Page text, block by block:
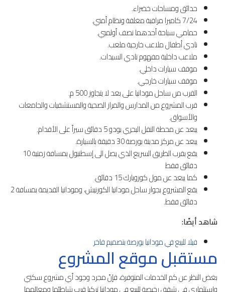
حدائق ومساحات خضراء.
7/24 كاميرا مراقبة مغلقة ونظام أمني.
حمامي سباحة أحدهما نصف أولمبي.
نادي أطفال ملاعب خارجية ملعب.
ملاعب داخلية مفهوم نادي السيدات.
موقف سيارات داخلي.
موقف سيارات خارجي.
القرب من ساحل مودانيا على بعد لا يتجاوز 500 م.
قرب المشروع من المدارس والمراز الصحية والمستشفيات والجامعات
والأسواق.
يبعد عن محطة النقل البحري بودو 5 دقائق سيراً على الأقدام.
يبعد عن مركز مدينة بورصة 30 دقيقة بالسيارة.
يقع بقرب الطريق السريع الذي يصل الى إسطنبول بمسافة زمنية 10
دقائق فقط
كما يبعد عن مول كوروبارك 15 دقائق.
يقع المشروع بجوار ساحل مودانيا الكورنيش، ومودانيا القديمة بمسافة 2
دقائق فقط.
شاهد أيضًا:
فيلا للبيع في مودانيا بورصة بتصميم فاخر
مستقبل موقع المشروع
بغض النظر عن كم الخدمات المتوفرة، فإنّ مجرد وجود أي مشروع سكني